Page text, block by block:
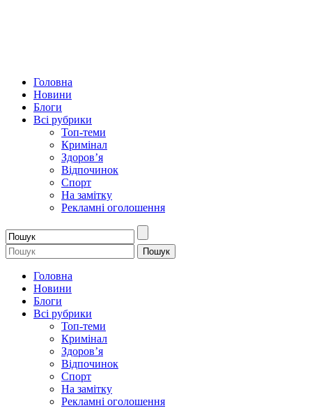
Головна
Новини
Блоги
Всі рубрики
Топ-теми
Кримінал
Здоров’я
Відпочинок
Спорт
На замітку
Рекламні оголошення
Головна
Новини
Блоги
Всі рубрики
Топ-теми
Кримінал
Здоров’я
Відпочинок
Спорт
На замітку
Рекламні оголошення